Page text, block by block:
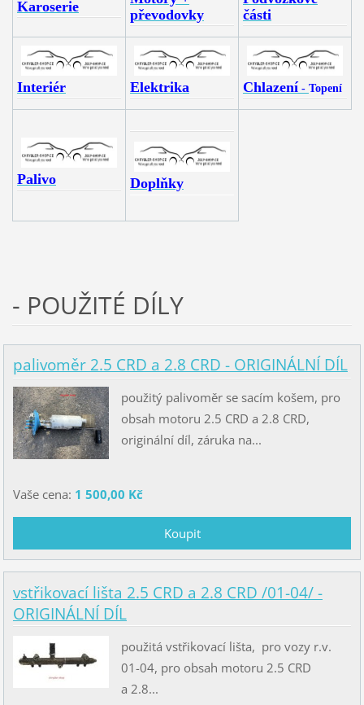
Karoserie
převodovky
části
Interiér Elektrika Chlazení - Topení
Palivo Doplňky
- POUŽITÉ DÍLY
palivoměr 2.5 CRD a 2.8 CRD - ORIGINÁLNÍ DÍL
použitý palivoměr se sacím košem, pro
obsah motoru 2.5 CRD a 2.8 CRD,
originální díl, záruka na...
Vaše cena: 1 500,00 Kč
vstřikovací lišta 2.5 CRD a 2.8 CRD /01-04/ -
ORIGINÁLNÍ DÍL
použitá vstřikovací lišta, pro vozy r.v.
01-04, pro obsah motoru 2.5 CRD
a 2.8...